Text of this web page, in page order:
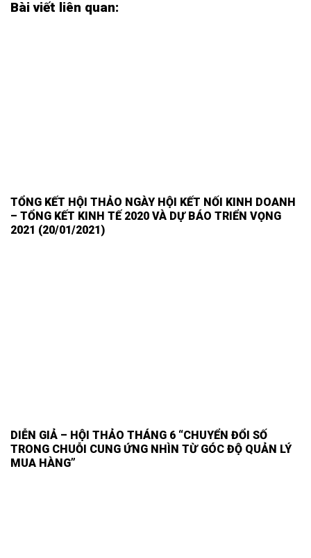
Bài viết liên quan:
TỔNG KẾT HỘI THẢO NGÀY HỘI KẾT NỐI KINH DOANH
– TỔNG KẾT KINH TẾ 2020 VÀ DỰ BÁO TRIỂN VỌNG
2021 (20/01/2021)
DIỄN GIẢ – HỘI THẢO THÁNG 6 “CHUYỂN ĐỔI SỐ
TRONG CHUỖI CUNG ỨNG NHÌN TỪ GÓC ĐỘ QUẢN LÝ
MUA HÀNG”